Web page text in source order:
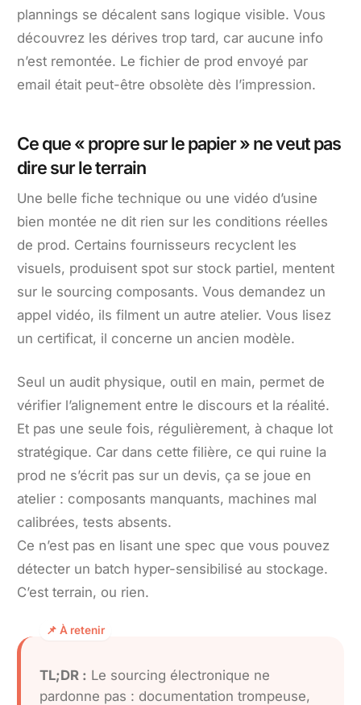
plannings se décalent sans logique visible. Vous
découvrez les dérives trop tard, car aucune info
n’est remontée. Le fichier de prod envoyé par
email était peut-être obsolète dès l’impression.
Ce que « propre sur le papier » ne veut pas
dire sur le terrain
Une belle fiche technique ou une vidéo d’usine
bien montée ne dit rien sur les conditions réelles
de prod. Certains fournisseurs recyclent les
visuels, produisent spot sur stock partiel, mentent
sur le sourcing composants. Vous demandez un
appel vidéo, ils filment un autre atelier. Vous lisez
un certificat, il concerne un ancien modèle.
Seul un audit physique, outil en main, permet de
vérifier l’alignement entre le discours et la réalité.
Et pas une seule fois, régulièrement, à chaque lot
stratégique. Car dans cette filière, ce qui ruine la
prod ne s’écrit pas sur un devis, ça se joue en
atelier : composants manquants, machines mal
calibrées, tests absents.
Ce n’est pas en lisant une spec que vous pouvez
détecter un batch hyper-sensibilisé au stockage.
C’est terrain, ou rien.
TL;DR : Le sourcing électronique ne
pardonne pas : documentation trompeuse,